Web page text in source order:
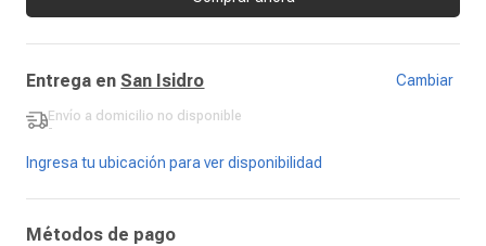
Entrega en San Isidro Cambiar
Envío a domicilio no disponible
-
Ingresa tu ubicación para ver disponibilidad
Métodos de pago